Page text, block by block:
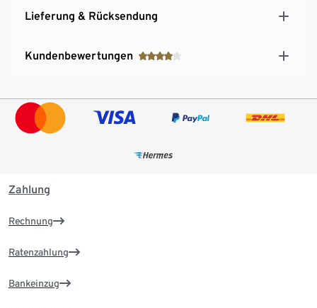
Lieferung & Rücksendung
Kundenbewertungen
Zahlung
Rechnung
Ratenzahlung
Bankeinzug